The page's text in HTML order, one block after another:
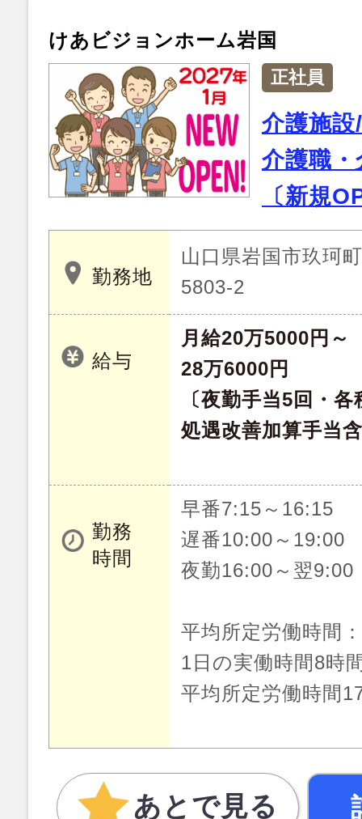
けあビジョンホーム岩国
正社員
介護施
介護職
〔新規
勤務地
山口県岩国市玖珂
5803-2
給与
月給20万5000円～
28万6000円
〔夜勤手当5回・
処遇改善加算手当
勤務
時間
早番7:15～16:15
遅番10:00～19:00
夜勤16:00～翌9:00
平均所定労働時間：
1日の実働時間8時
平均所定労働時間
あとで見る